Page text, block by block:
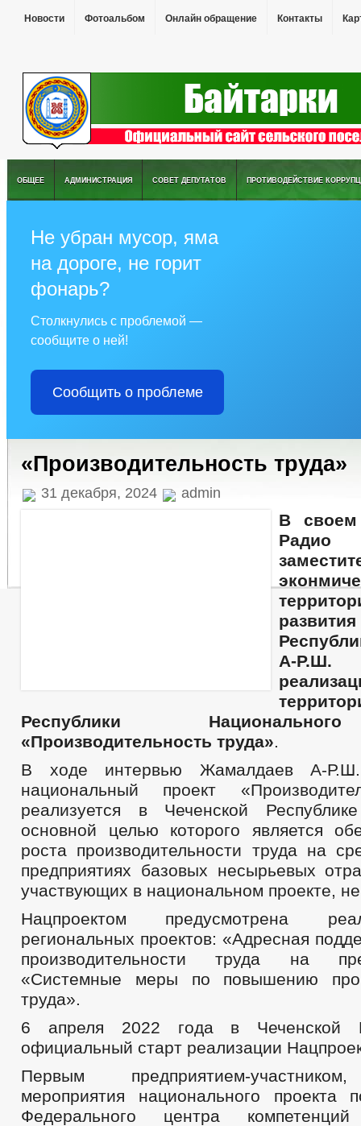
Новости Фотоальбом Онлайн обращение Контакты
ОБЩЕЕ АДМИНИСТРАЦИЯ СОВЕТ ДЕПУТАТОВ ПРОТИВОДЕЙСТВИЕ
Не убран мусор, яма
на дороге, не горит
фонарь?
Столкнулись с проблемой —
сообщите о ней!
Сообщить о проблеме
«Производительность труда»
31 декабря, 2024 admin
В своем
Радио
А-Р.Ш.
Республики
«Производительность труда».
В ходе интервью Жамалдаев А-
национальный проект
реализуется в Чеченской
основной целью которого является
роста производительности труда на
предприятиях базовых несырьевых
участвующих в национальном проекте,
Нацпроектом предусмотрена
региональных проектов: «Адресная
производительности труда на
«Системные меры по повышению
труда».
6 апреля 2022 года в Чеченской
официальный старт реализации
Первым предприятием-
мероприятия национального проекта
Федерального центра